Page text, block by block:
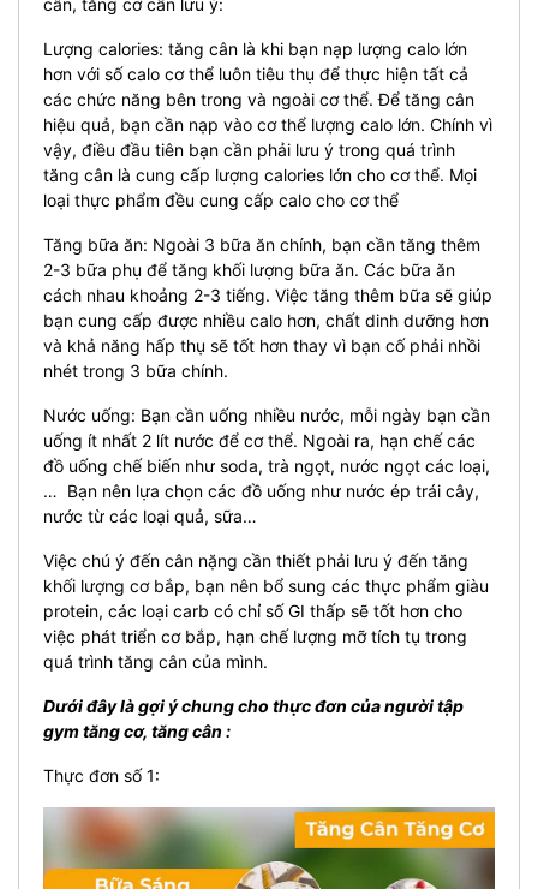
Lượng calories: tăng cân là khi bạn nạp lượng calo lớn
hơn với số calo cơ thể luôn tiêu thụ để thực hiện tất cả
các chức năng bên trong và ngoài cơ thể. Để tăng cân
hiệu quả, bạn cần nạp vào cơ thể lượng calo lớn. Chính vì
vậy, điều đầu tiên bạn cần phải lưu ý trong quá trình
tăng cân là cung cấp lượng calories lớn cho cơ thể. Mọi
loại thực phẩm đều cung cấp calo cho cơ thể
Tăng bữa ăn: Ngoài 3 bữa ăn chính, bạn cần tăng thêm
2-3 bữa phụ để tăng khối lượng bữa ăn. Các bữa ăn
cách nhau khoảng 2-3 tiếng. Việc tăng thêm bữa sẽ giúp
bạn cung cấp được nhiều calo hơn, chất dinh dưỡng hơn
và khả năng hấp thụ sẽ tốt hơn thay vì bạn cố phải nhồi
nhét trong 3 bữa chính.
Nước uống: Bạn cần uống nhiều nước, mỗi ngày bạn cần
uống ít nhất 2 lít nước để cơ thể. Ngoài ra, hạn chế các
đồ uống chế biến như soda, trà ngọt, nước ngọt các loại,
… Bạn nên lựa chọn các đồ uống như nước ép trái cây,
nước từ các loại quả, sữa…
Việc chú ý đến cân nặng cần thiết phải lưu ý đến tăng
khối lượng cơ bắp, bạn nên bổ sung các thực phẩm giàu
protein, các loại carb có chỉ số GI thấp sẽ tốt hơn cho
việc phát triển cơ bắp, hạn chế lượng mỡ tích tụ trong
quá trình tăng cân của mình.
Dưới đây là gợi ý chung cho thực đơn của người tập
gym tăng cơ, tăng cân :
Thực đơn số 1: